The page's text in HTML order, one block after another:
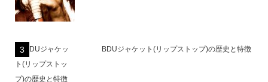
BDUジャケット(リップストップ)の歴史と特徴